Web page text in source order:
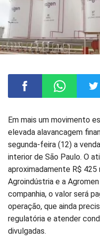
Compartilhar
no
Facebook
no
Whatsapp
no
Em mais um movimento
elevada alavancagem
segunda-feira (12) a
interior de São Paulo. O
aproximadamente R$ 425
Agroindústria e a
companhia, o valor será
operação, que ainda
regulatória e atender
divulgadas.